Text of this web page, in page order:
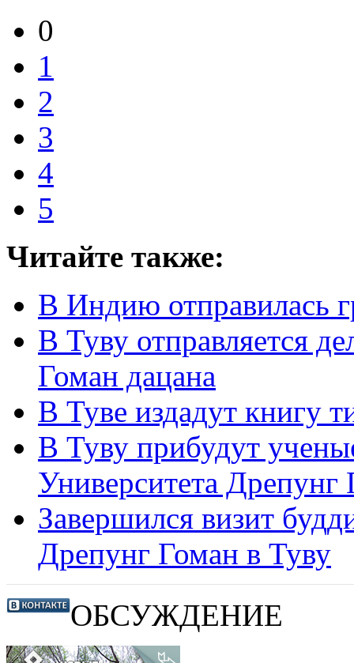
0
1
2
3
4
5
Читайте также:
В Индию отправилась
В Туву отправляется
Гоман дацана
В Туве издадут книгу
В Туву прибудут
Университета Дрепунг
Завершился визит
Дрепунг Гоман в Туву
ОБСУЖДЕНИЕ